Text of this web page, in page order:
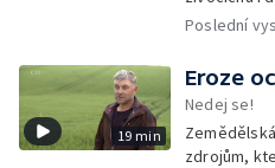
přírodě.
pomoci při
Poslední
19 min
Eroze
Nedej se!
zdrojům,